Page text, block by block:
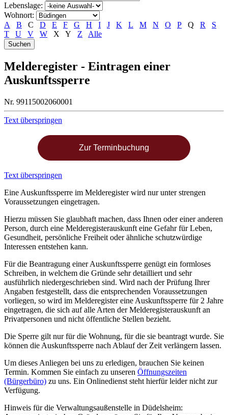
Lebenslage:
Wohnort:
A
B C D E F G H I J K L M N O P Q R
S
T
U V W X Y Z Alle
Melderegister - Eintragen einer
Auskunftssperre
Nr. 99115002060001
Text überspringen
Zur Terminbuchung
Text überspringen
Eine Auskunftssperre im Melderegister wird nur unter strengen
Voraussetzungen eingetragen.
Hierzu müssen Sie glaubhaft machen, dass Ihnen oder einer anderen
Person, durch eine Melderegisterauskunft eine Gefahr für Leben,
Gesundheit, persönliche Freiheit oder ähnliche schutzwürdige
Interessen entstehen kann.
Für die Beantragung einer Auskunftssperre genügt ein formloses
Schreiben, in welchem die Gründe sehr detailliert und sehr
ausführlich niedergeschrieben sind. Wird nach der Prüfung Ihrer
Angaben festgestellt, dass die entsprechenden Voraussetzungen
vorliegen, so wird im Melderegister eine Auskunftssperre für 2 Jahre
eingetragen, die sich auf alle Arten der Melderegisterauskunft an
Privatpersonen und nicht öffentliche Stellen bezieht.
Die Sperre gilt nur für die Wohnung, für die sie beantragt wurde. Sie
können die Auskunftssperre nach Ablauf der Zeit verlängern lassen.
Um dieses Anliegen bei uns zu erledigen, brauchen Sie keinen
Termin. Kommen Sie einfach zu unseren Öffnungszeiten
(Bürgerbüro) zu uns. Ein Onlinedienst steht hierfür leider nicht zur
Verfügung.
Hinweis für die Verwaltungsaußenstelle in Düdelsheim: